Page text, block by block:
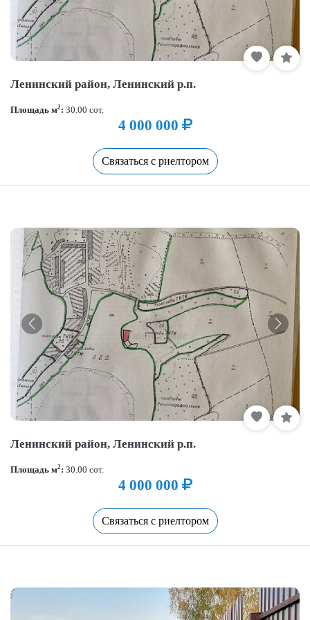
Ленинский район, Ленинский р.п.
Площадь м2: 30.00 сот.
4 000 000
Связаться с риелтором
Ленинский район, Ленинский р.п.
Площадь м2: 30.00 сот.
4 000 000
Связаться с риелтором